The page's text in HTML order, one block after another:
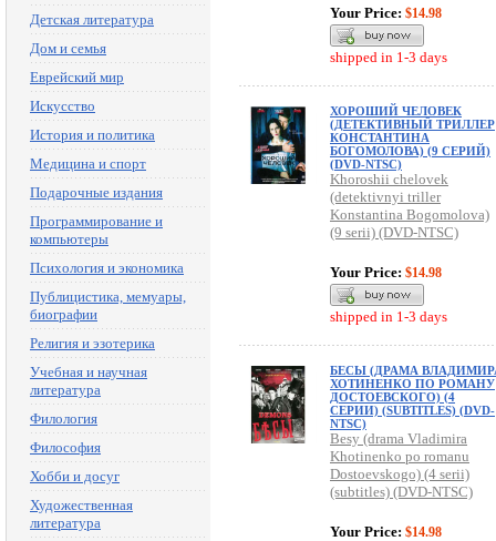
Детская литература
Дом и семья
Еврейский мир
Искусство
История и политика
Медицина и спорт
Подарочные издания
Программирование и
компьютеры
Психология и экономика
Публицистика, мемуары,
биографии
Религия и эзотерика
Учебная и научная
литература
Филология
Философия
Хобби и досуг
Художественная
литература
Your Price: $14.98
shipped in 1-3 days
ХОРОШИЙ ЧЕЛОВЕК
(ДЕТЕКТИВНЫЙ ТРИЛЛЕР
КОНСТАНТИНА
БОГОМОЛОВА) (9 СЕРИЙ)
(DVD-NTSC)
Khoroshii chelovek
(detektivnyi triller
Konstantina Bogomolova)
(9 serii) (DVD-NTSC)
Your Price: $14.98
shipped in 1-3 days
БЕСЫ (ДРАМА
ХОТИНЕНКО ПО РОМАНУ
ДОСТОЕВСКОГО) (4
СЕРИИ) (SUBTITLES) (DVD-
NTSC)
Besy (drama Vladimira
Khotinenko po romanu
Dostoevskogo) (4 serii)
(subtitles) (DVD-NTSC)
Your Price: $14.98